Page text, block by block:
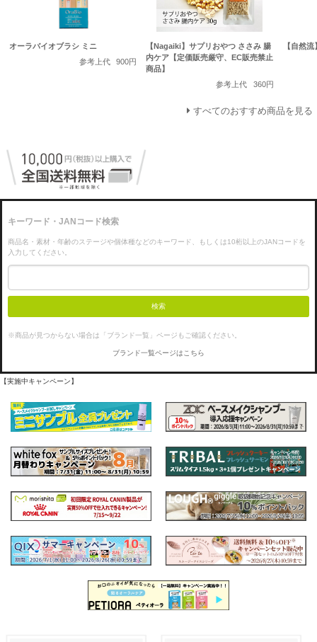
オーラバイオブラシ ミニ
参考上代
900円
【Nagaiki】サプリおやつ ささみ 腸
内ケア【定価販売厳守、EC販売禁止
商品】
参考上代
360円
【自然
すべてのおすすめ商品を見る
キーワード・JANコード検索
商品名・素材・年齢のステージや個体種などのキーワード、もしくは10桁以上のJANコードを
入力してください。
検索
※商品が見つからない場合は「ブランド一覧」ページもご確認ください。
ブランド一覧ページはこちら
【実施中キャンペーン】